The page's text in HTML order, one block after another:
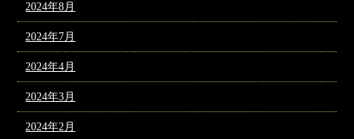
2024年8月
2024年7月
2024年4月
2024年3月
2024年2月